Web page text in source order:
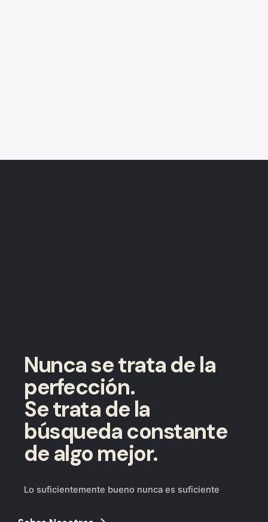
Nunca se trata de la
perfección.
Se trata de la
búsqueda constante
de algo mejor.
Lo suficientemente bueno nunca es suficiente